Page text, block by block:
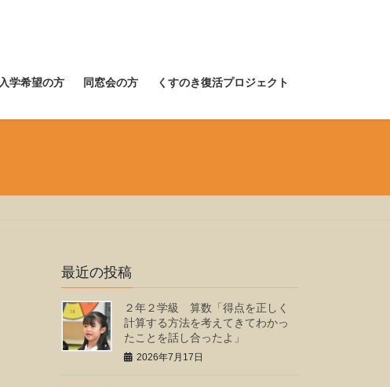
入学希望の方 同窓会の方 くすのき復活プロジェクト
最近の投稿
２年２学級 算数「得点を正しく
計算する方法を考えてきてわかっ
たことを話し合ったよ」
2026年7月17日